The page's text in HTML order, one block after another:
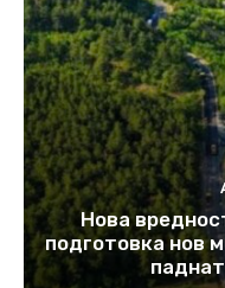
Нова
подготовка нов